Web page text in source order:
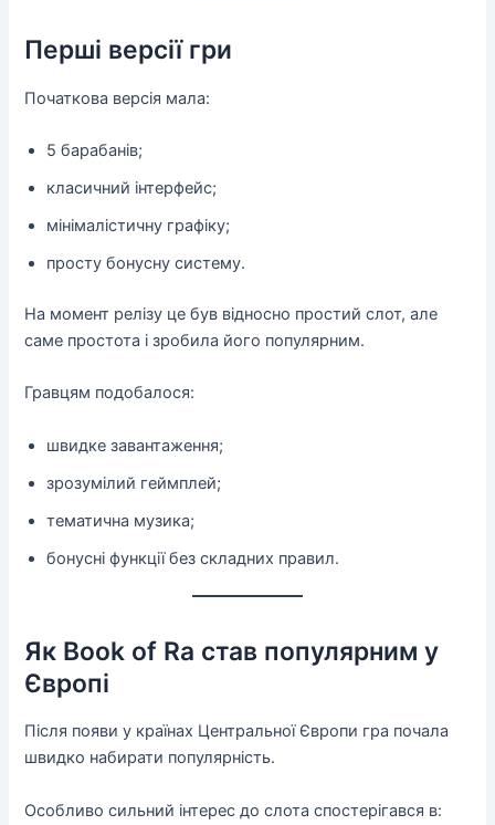
Перші версії гри
Початкова версія мала:
5 барабанів;
класичний інтерфейс;
мінімалістичну графіку;
просту бонусну систему.
На момент релізу це був відносно простий слот, але
саме простота і зробила його популярним.
Гравцям подобалося:
швидке завантаження;
зрозумілий геймплей;
тематична музика;
бонусні функції без складних правил.
Як Book of Ra став популярним у
Європі
Після появи у країнах Центральної Європи гра почала
швидко набирати популярність.
Особливо сильний інтерес до слота спостерігався в: